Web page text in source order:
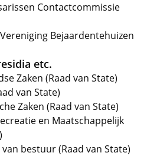
Contactcommissie
Bejaardentehuizen
etc.
Zaken (Raad van State)
van State)
Zaken (Raad van State)
en Maatschappelijk
bestuur (Raad van State)